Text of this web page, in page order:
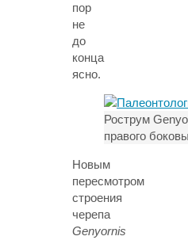
пор
не
до
конца
ясно.
Рострум
правого
Новым
пересмотром
строения
черепа
Genyornis